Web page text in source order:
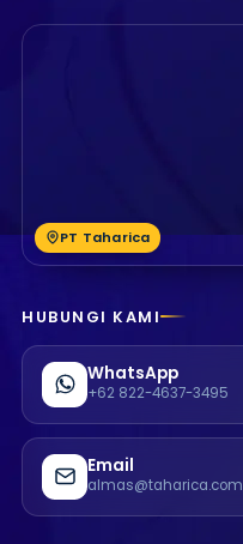
PT Taharica
HUBUNGI KAMI
WhatsApp
+62 822-4637-3495
Email
almas@taharica.com